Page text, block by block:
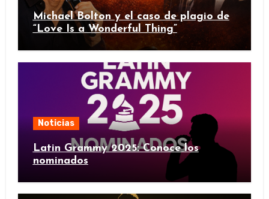
Michael Bolton y el caso de plagio de
“Love Is a Wonderful Thing”
Noticias
Latin Grammy 2025: Conoce los
nominados